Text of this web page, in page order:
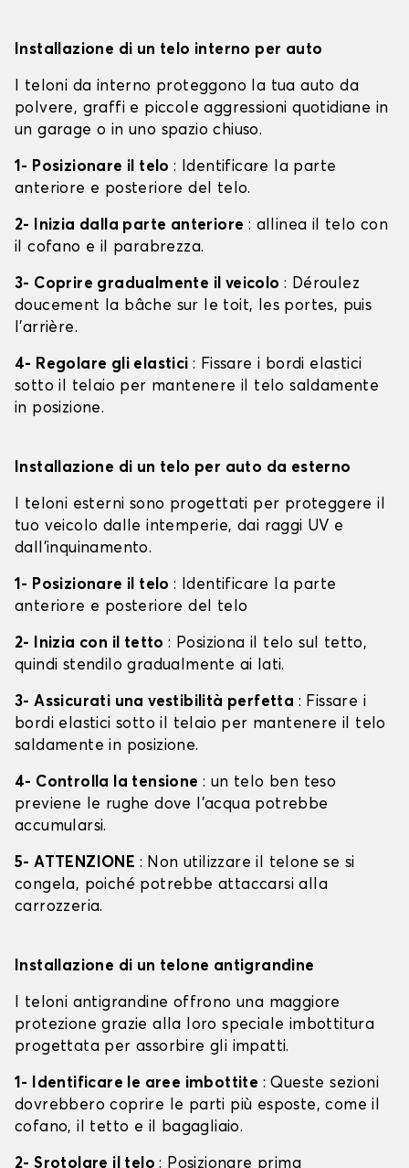
Installazione di un telo interno per auto
I teloni da interno proteggono la tua auto da
polvere, graffi e piccole aggressioni quotidiane in
un garage o in uno spazio chiuso.
1- Posizionare il telo: Identificare la parte
anteriore e posteriore del telo.
2- Inizia dalla parte anteriore : allinea il telo con
il cofano e il parabrezza.
3- Coprire gradualmente il veicolo : Déroulez
doucement la bâche sur le toit, les portes, puis
l'arrière.
4- Regolare gli elastici : Fissare i bordi elastici
sotto il telaio per mantenere il telo saldamente
in posizione.
Installazione di un telo per auto da esterno
I teloni esterni sono progettati per proteggere il
tuo veicolo dalle intemperie, dai raggi UV e
dall'inquinamento.
1- Posizionare il telo: Identificare la parte
anteriore e posteriore del telo
2- Inizia con il tetto: Posiziona il telo sul tetto,
quindi stendilo gradualmente ai lati.
3- Assicurati una vestibilità perfetta : Fissare i
bordi elastici sotto il telaio per mantenere il telo
saldamente in posizione.
4- Controlla la tensione : un telo ben teso
previene le rughe dove l'acqua potrebbe
accumularsi.
5- ATTENZIONE : Non utilizzare il telone se si
congela, poiché potrebbe attaccarsi alla
carrozzeria.
Installazione di un telone antigrandine
I teloni antigrandine offrono una maggiore
protezione grazie alla loro speciale imbottitura
progettata per assorbire gli impatti.
1- Identificare le aree imbottite : Queste sezioni
dovrebbero coprire le parti più esposte, come il
cofano, il tetto e il bagagliaio.
2- Srotolare il telo: Posizionare prima